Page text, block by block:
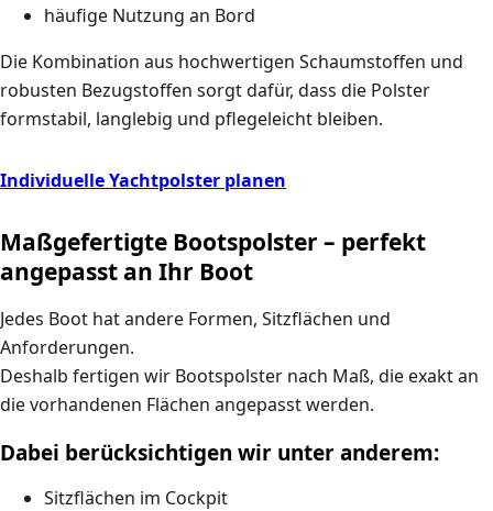
häufige Nutzung an Bord
Die Kombination aus hochwertigen Schaumstoffen und
robusten Bezugstoffen sorgt dafür, dass die Polster
formstabil, langlebig und pflegeleicht bleiben.
Individuelle Yachtpolster planen
Maßgefertigte Bootspolster – perfekt
angepasst an Ihr Boot
Jedes Boot hat andere Formen, Sitzflächen und
Anforderungen.
Deshalb fertigen wir Bootspolster nach Maß, die exakt an
die vorhandenen Flächen angepasst werden.
Dabei berücksichtigen wir unter anderem:
Sitzflächen im Cockpit